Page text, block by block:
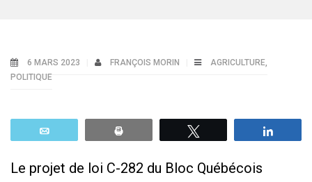
6 MARS 2023 FRANÇOIS MORIN AGRICULTURE,
POLITIQUE
Le projet de loi C-282 du Bloc Québécois